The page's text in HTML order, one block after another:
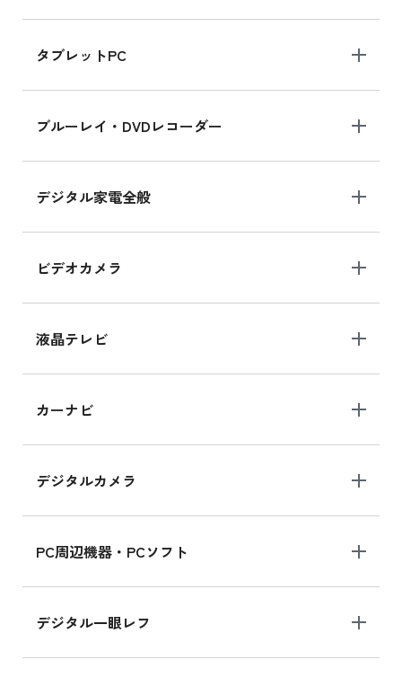
タブレットPC
ブルーレイ・DVDレコーダー
デジタル家電全般
ビデオカメラ
液晶テレビ
カーナビ
デジタルカメラ
PC周辺機器・PCソフト
デジタル一眼レフ